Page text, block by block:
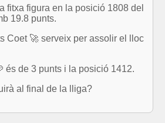
fitxa figura en la posició 1808 del
19.8 punts.
Coet 🚀 serveix per assolir el lloc
és de 3 punts i la posició 1412.
al final de la lliga?